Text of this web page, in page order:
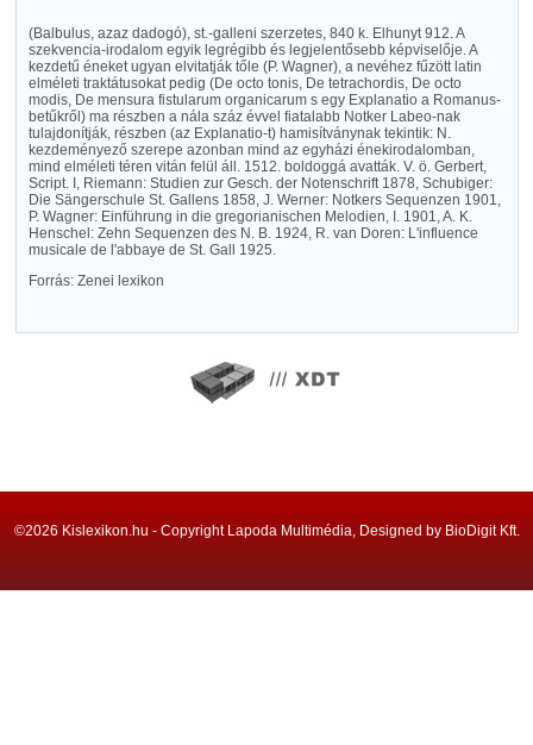
(Balbulus, azaz dadogó), st.-galleni szerzetes, 840 k. Elhunyt 912. A
szekvencia-irodalom egyik legrégibb és legjelentősebb képviselője. A
kezdetű éneket ugyan elvitatják tőle (P. Wagner), a nevéhez fűzött latin
elméleti traktátusokat pedig (De octo tonis, De tetrachordis, De octo
modis, De mensura fistularum organicarum s egy Explanatio a Romanus-
betűkről) ma részben a nála száz évvel fiatalabb Notker Labeo-nak
tulajdonítják, részben (az Explanatio-t) hamisítványnak tekintik: N.
kezdeményező szerepe azonban mind az egyházi énekirodalomban,
mind elméleti téren vitán felül áll. 1512. boldoggá avatták. V. ö. Gerbert,
Script. I, Riemann: Studien zur Gesch. der Notenschrift 1878, Schubiger:
Die Sängerschule St. Gallens 1858, J. Werner: Notkers Sequenzen 1901,
P. Wagner: Einführung in die gregorianischen Melodien, I. 1901, A. K.
Henschel: Zehn Sequenzen des N. B. 1924, R. van Doren: L'influence
musicale de l'abbaye de St. Gall 1925.
Forrás: Zenei lexikon
©2026 Kislexikon.hu - Copyright Lapoda Multimédia, Designed by BioDigit Kft.